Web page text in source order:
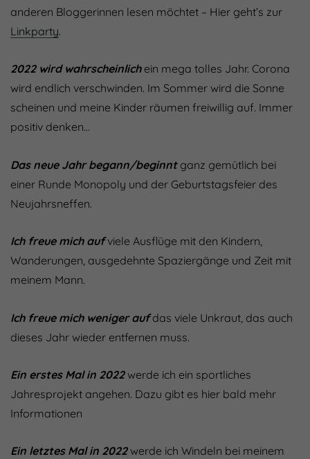
anderen Bloggerinnen lesen möchtet – Hier geht’s zur
Linkparty.
2022 wird wahrscheinlichein mega tolles Jahr. Corona
wird endlich verschwinden. Im Sommer wird die Sonne
scheinen und meine Kinder räumen freiwillig auf. Immer
positiv denken…
Das neue Jahr begann/beginntganz gemütlich bei
einer Runde Monopoly und der Geburtstagsfeier des
Neujahrsneffen.
Ich freue mich auf viele Ausflüge mit den Kindern,
Wanderungen, ausgedehnte Spaziergänge und Zeit mit
meinem Mann.
Ich freue mich weniger auf das viele Unkraut, das auch
dieses Jahr wieder entfernen muss.
Ein erstes Mal in 2022werde ich ein sportliches
Jahresprojekt angehen. Dazu gibt es hier bald mehr
Informationen
Ein letztes Mal in 2022werde ich Windeln bei meinem